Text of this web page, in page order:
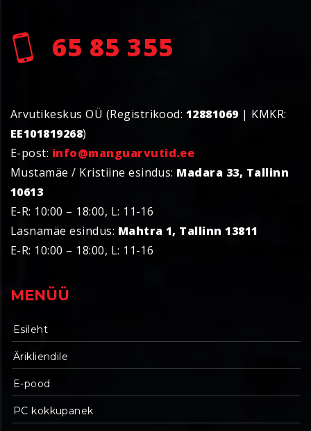
65 85 355
Arvutikeskus OÜ (Registrikood: 12881069 | KMKR:
EE101819268)
E-post: info@manguarvutid.ee
Mustamäe / Kristiine esindus: Madara 33, Tallinn
10613
E-R: 10:00 – 18:00, L: 11-16
Lasnamäe esindus: Mahtra 1, Tallinn 13811
E-R: 10:00 – 18:00, L: 11-16
MENÜÜ
Esileht
Ärikliendile
E-pood
PC kokkupanek